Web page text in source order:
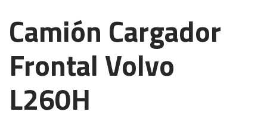
Camión Cargador
Frontal Volvo
L260H